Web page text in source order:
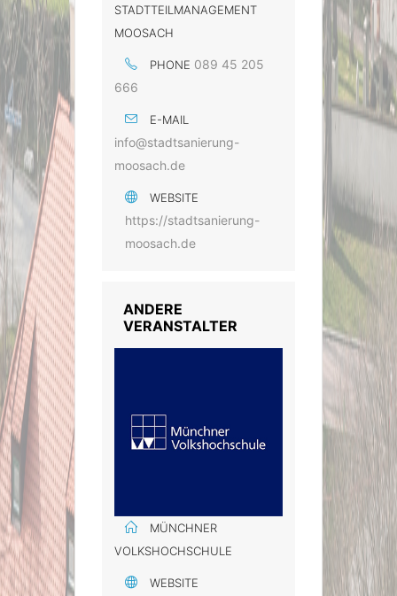
STADTTEILMANAGEMENT
MOOSACH
PHONE 089 45 205
666
E-MAIL
info@stadtsanierung-
moosach.de
WEBSITE
https://stadtsanierung-
moosach.de
ANDERE
VERANSTALTER
MÜNCHNER
VOLKSHOCHSCHULE
WEBSITE